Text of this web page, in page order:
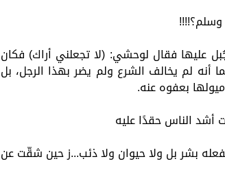
وسلم؟!!!!
عليها فقال لوحشي: (لا تجعلني أراك) فكان
أنه لم يخالف الشرع ولم يضر بهذا الرجل، بل
بعفوه عنه.
أشد الناس حقدًا عليه
بشر بل ولا حيوان ولا ذئب...ز حين شقّت عن